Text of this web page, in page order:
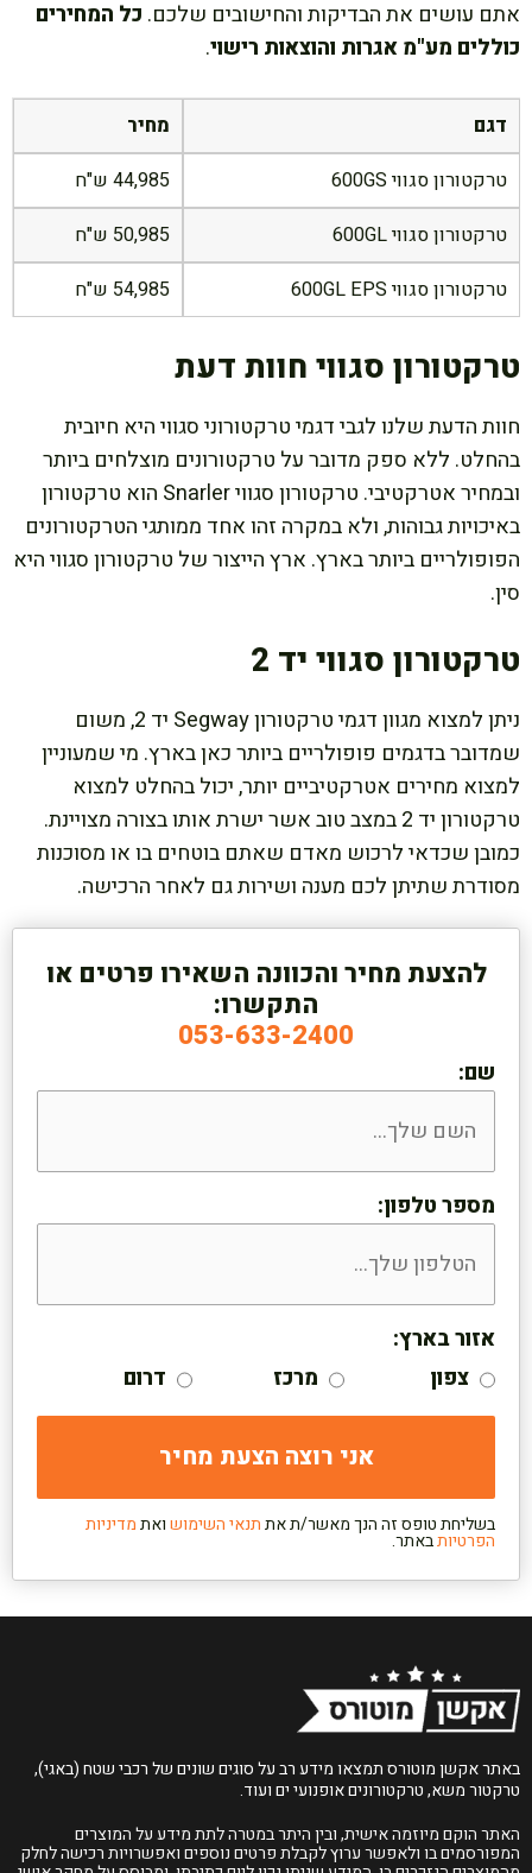
אתם עושים את הבדיקות והחישובים שלכם. כל המחירים
כוללים מע"מ אגרות והוצאות רישוי.
דגם
מחיר
טרקטורון סגווי 600GS
44,985 ש"ח
טרקטורון סגווי 600GL
50,985 ש"ח
טרקטורון סגווי 600GL EPS
54,985 ש"ח
טרקטורון סגווי חוות דעת
חוות הדעת שלנו לגבי דגמי טרקטורוני סגווי היא חיובית
בהחלט. ללא ספק מדובר על טרקטורונים מוצלחים ביותר
ובמחיר אטרקטיבי. טרקטורון סגווי Snarler הוא טרקטורון
באיכויות גבוהות, ולא במקרה זהו אחד ממותגי הטרקטורונים
הפופולריים ביותר בארץ. ארץ הייצור של טרקטורון סגווי היא
סין.
טרקטורון סגווי יד 2
ניתן למצוא מגוון דגמי טרקטורון Segway יד 2, משום
שמדובר בדגמים פופולריים ביותר כאן בארץ. מי שמעוניין
למצוא מחירים אטרקטיביים יותר, יכול בהחלט למצוא
טרקטורון יד 2 במצב טוב אשר ישרת אותו בצורה מצויינת.
כמובן שכדאי לרכוש מאדם שאתם בוטחים בו או מסוכנות
מסודרת שתיתן לכם מענה ושירות גם לאחר הרכישה.
להצעת מחיר והכוונה השאירו פרטים או
התקשרו:
053-633-2400
שם:
מספר טלפון:
אזור בארץ:
צפון
מרכז דרום
בשליחת טופס זה הנך מאשר/ת אתתנאי השימושואתמדיניות
הפרטיותבאתר.
באתר אקשן מוטורס תמצאו מידע רב על סוגים שונים של רכבי שטח (באגי),
טרקטור משא, טרקטורונים אופנועי ים ועוד.
האתר הוקם מיוזמה אישית, ובין היתר במטרה לתת מידע על המוצרים
המפורסמים בו ולאפשר ערוץ לקבלת פרטים נוספים ואפשרויות רכישה לחלק